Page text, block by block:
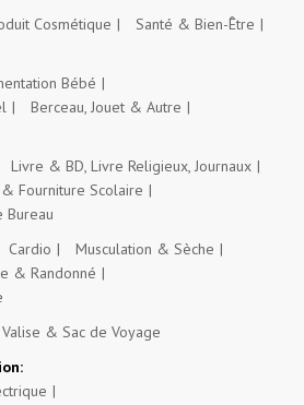
Cosmétique
Santé & Bien-Être
Bébé
Berceau, Jouet & Autre
Livre & BD, Livre Religieux, Journaux
Fourniture Scolaire
Bureau
Cardio
Musculation & Sèche
& Randonné
Valise & Sac de Voyage